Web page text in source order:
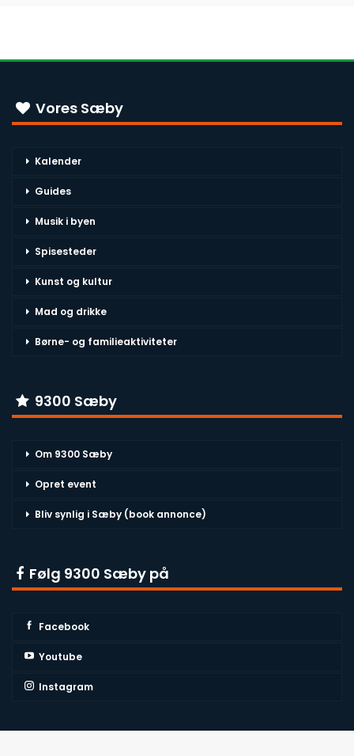
Vores Sæby
Kalender
Guides
Musik i byen
Spisesteder
Kunst og kultur
Mad og drikke
Børne- og familieaktiviteter
9300 Sæby
Om 9300 Sæby
Opret event
Bliv synlig i Sæby (book annonce)
Følg 9300 Sæby på
Facebook
Youtube
Instagram